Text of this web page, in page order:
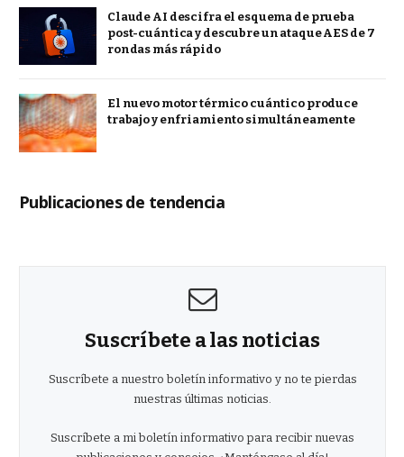
Claude AI descifra el esquema de prueba
post-cuántica y descubre un ataque AES de 7
rondas más rápido
El nuevo motor térmico cuántico produce
trabajo y enfriamiento simultáneamente
Publicaciones de tendencia
Suscríbete a las noticias
Suscríbete a nuestro boletín informativo y no te pierdas
nuestras últimas noticias.
Suscríbete a mi boletín informativo para recibir nuevas